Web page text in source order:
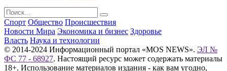
Спорт Общество Происшествия
Новости Мира Экономика и бизнес Здоровье
Власть Наука и технологии
© 2014-2024 Информационный портал «MOS NEWS». ЭЛ №
ФС 77 - 68927. Настоящий ресурс может содержать материалы
18+. Использование материалов издания - как вам угодно,